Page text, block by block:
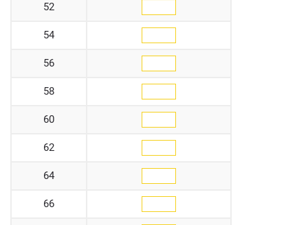
52
54
56
58
60
62
64
66